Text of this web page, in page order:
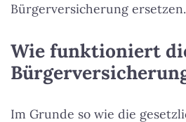
Bürgerversicherung ersetzen.
Wie funktioniert
Im Grunde so wie die